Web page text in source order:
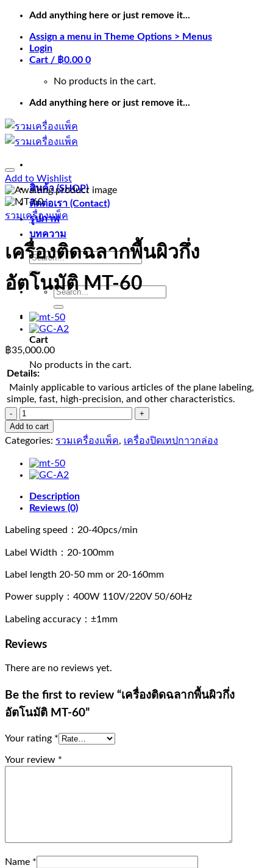
Skip
content
Add anything here or just remove it...
Assign a menu in Theme Options > Menus
Login
Cart / ฿0.00 0
No products in the cart.
Add anything here or just remove it...
สินค้า (SHOP)
ติดต่อเรา (Contact)
รูปภาพ
บทความ
Search
Search
0
Cart
No products in the cart.
Add to Wishlist
รวมเครื่องแพ็ค
เครื่องติดฉลากพื้นผิวกึ่ง
อัตโนมัติ MT-60
฿35,000.00
Details:
Mainly applicable to various articles of the plane labeling,
simple, fast, high-precision, and other characteristics.
เครื่อง
ติด
ฉลาก
พื้น
ผิว
อัตโนมัติ
60
Add to cart
Categories: รวมเครื่องแพ็ค, เครื่องปิดเทปกาวกล่อง
Description
Reviews (0)
Labeling speed：20-40pcs/min
Label Width：20-100mm
Label length 20-50 mm or 20-160mm
Power supply：400W 110V/220V 50/60Hz
Labeling accuracy：±1mm
Reviews
There are no reviews yet.
Be the first to review “เครื่องติดฉลากพื้นผิวกึ่ง
อัตโนมัติ MT-60”
Your rating *
Your review *
Name *